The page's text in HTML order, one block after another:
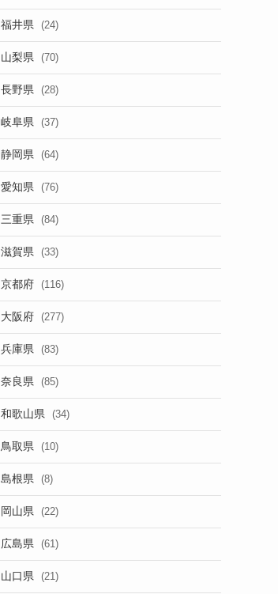
福井県 (24)
山梨県 (70)
長野県 (28)
岐阜県 (37)
静岡県 (64)
愛知県 (76)
三重県 (84)
滋賀県 (33)
京都府 (116)
大阪府 (277)
兵庫県 (83)
奈良県 (85)
和歌山県 (34)
鳥取県 (10)
島根県 (8)
岡山県 (22)
広島県 (61)
山口県 (21)